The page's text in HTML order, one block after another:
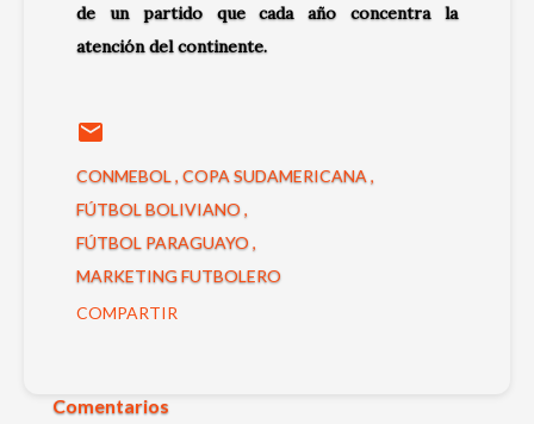
de un partido que cada año concentra la
atención del continente.
CONMEBOL COPA SUDAMERICANA
FÚTBOL BOLIVIANO
FÚTBOL PARAGUAYO
MARKETING FUTBOLERO
COMPARTIR
Comentarios